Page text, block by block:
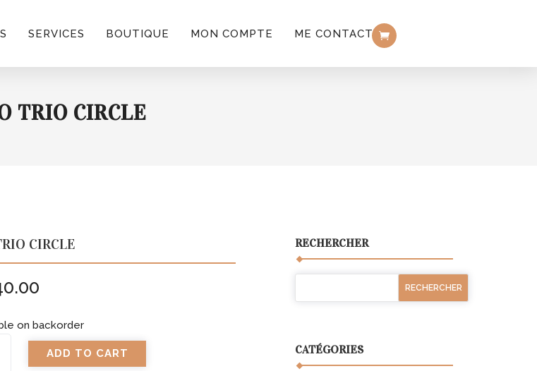
SERVICES BOUTIQUE MON COMPTE ME CONTACTER
TRIO CIRCLE
CIRCLE
on backorder
ADD TO CART
RECHERCHER
CATÉGORIES